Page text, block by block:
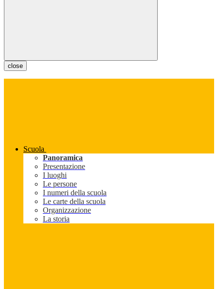
close
Scuola
Panoramica
Presentazione
I luoghi
Le persone
I numeri della scuola
Le carte della scuola
Organizzazione
La storia